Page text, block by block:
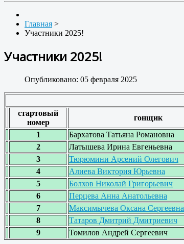
Главная >
Участники 2025!
Участники 2025!
Опубликовано: 05 февраля 2025
стартовый
номер
гонщик
1
Бархатова Татьяна Романовна
2
Латышева Ирина Евгеньевна
3
Тюрюмини Арсений Олегович
4
Алиева Виктория Юрьевна
5
Болхов Николай Григорьевич
6
Перцева Анна Анатольевна
7
Максимычева Оксана Сергеевна
8
Татаров Дмитрий Дмитриевич
9
Томилов Андрей Сергеевич